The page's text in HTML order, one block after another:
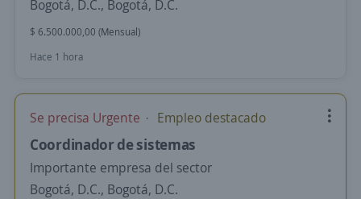
Bogotá, D.C., Bogotá, D.C.
$ 6.500.000,00 (Mensual)
Hace 1 hora
Se precisa Urgente Empleo destacado
Coordinador de sistemas
Importante empresa del sector
Bogotá, D.C., Bogotá, D.C.